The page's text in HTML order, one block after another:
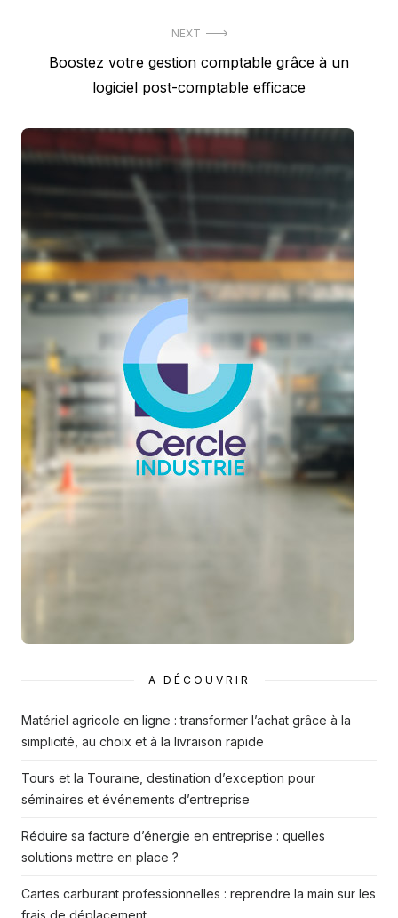
NEXT
NextBoostez votre gestion comptable grâce à un
logiciel post-comptable efficace
A DÉCOUVRIR
Matériel agricole en ligne : transformer l’achat grâce à la
simplicité, au choix et à la livraison rapide
Tours et la Touraine, destination d’exception pour
séminaires et événements d’entreprise
Réduire sa facture d’énergie en entreprise : quelles
solutions mettre en place ?
Cartes carburant professionnelles : reprendre la main sur les
frais de déplacement